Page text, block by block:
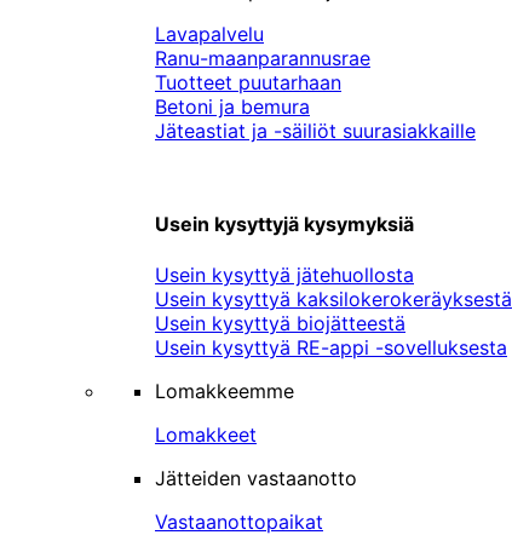
Lavapalvelu
Ranu-maanparannusrae
Tuotteet puutarhaan
Betoni ja bemura
Jäteastiat ja -säiliöt suurasiakkaille
Usein kysyttyjä kysymyksiä
Usein kysyttyä jätehuollosta
Usein kysyttyä kaksilokerokeräyksestä
Usein kysyttyä biojätteestä
Usein kysyttyä RE-appi -sovelluksesta
Lomakkeemme
Lomakkeet
Jätteiden vastaanotto
Vastaanottopaikat